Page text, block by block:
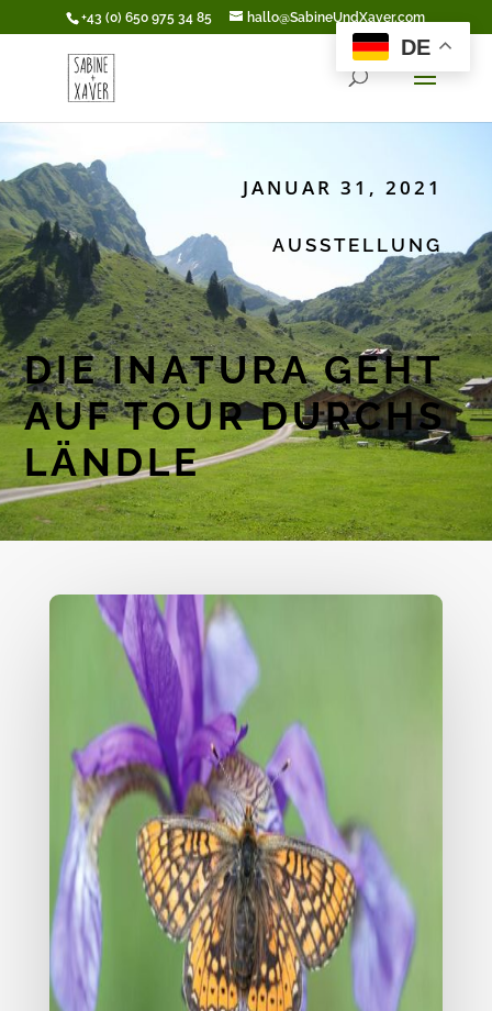
+43 (0) 650 975 34 85 hallo@SabineUndXaver.com
JANUAR 31, 2021
AUSSTELLUNG
DIE INATURA GEHT
AUF TOUR DURCHS
LÄNDLE
DE